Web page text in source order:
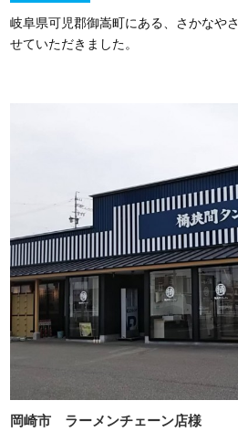
岐阜県可児郡御嵩町にある、さかなや
せていただきました。
岡崎市 ラーメンチェーン店様